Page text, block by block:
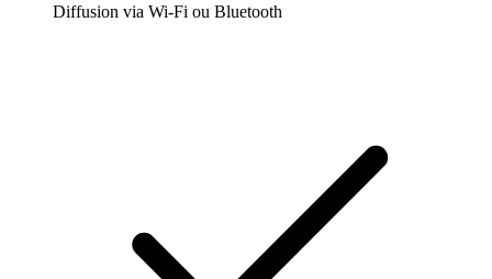
Diffusion via Wi-Fi ou Bluetooth